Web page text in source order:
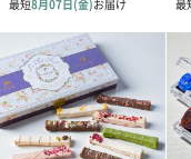
スキンケアグッズ
スキンケアグッズを同梱